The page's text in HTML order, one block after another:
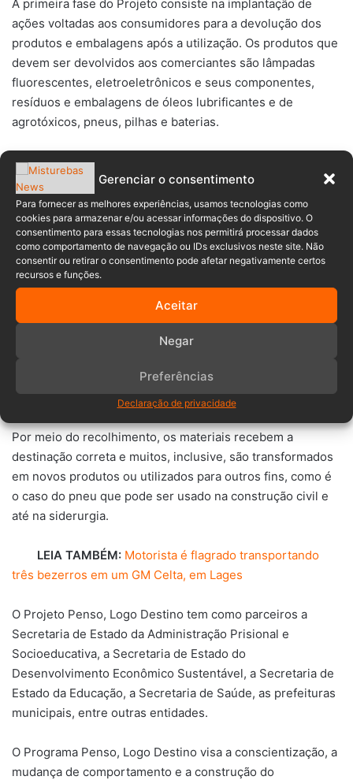
Gerenciar o consentimento
Para fornecer as melhores experiências, usamos tecnologias como
cookies para armazenar e/ou acessar informações do dispositivo. O
consentimento para essas tecnologias nos permitirá processar dados
como comportamento de navegação ou IDs exclusivos neste site. Não
consentir ou retirar o consentimento pode afetar negativamente certos
recursos e funções.
Aceitar
Negar
Preferências
Declaração de privacidade
A primeira fase do Projeto consiste na implantação de
ações voltadas aos consumidores para a devolução dos
produtos e embalagens após a utilização. Os produtos que
devem ser devolvidos aos comerciantes são lâmpadas
fluorescentes, eletroeletrônicos e seus componentes,
resíduos e embalagens de óleos lubrificantes e de
agrotóxicos, pneus, pilhas e baterias.
Já os fabricantes, importadores, distribuidores e
comerciantes têm, nesta etapa, a responsabilidade de
estruturar e implementar sistemas de logística reversa
para que o material recolhido tenha a destinação adequada
e mais ecologicamente correta.
Para isso, o IMA firmou parcerias com entidades gestoras
responsáveis pelo recolhimento e destinação de produtos
como lâmpadas, eletroeletrônicos, pneus, embalagens de
agrotóxicos e óleos, pilhas e baterias que irão instalar
pontos de coleta nos municípios que aderirem ao
Programa, além de promover campanhas de
conscientização e arrecadação dos materiais.
Por meio do recolhimento, os materiais recebem a
destinação correta e muitos, inclusive, são transformados
em novos produtos ou utilizados para outros fins, como é
o caso do pneu que pode ser usado na construção civil e
até na siderurgia.
LEIA TAMBÉM: Motorista é flagrado transportando
três bezerros em um GM Celta, em Lages
O Projeto Penso, Logo Destino tem como parceiros a
Secretaria de Estado da Administração Prisional e
Socioeducativa, a Secretaria de Estado do
Desenvolvimento Econômico Sustentável, a Secretaria de
Estado da Educação, a Secretaria de Saúde, as prefeituras
municipais, entre outras entidades.
O Programa Penso, Logo Destino visa a conscientização, a
mudança de comportamento e a construção do